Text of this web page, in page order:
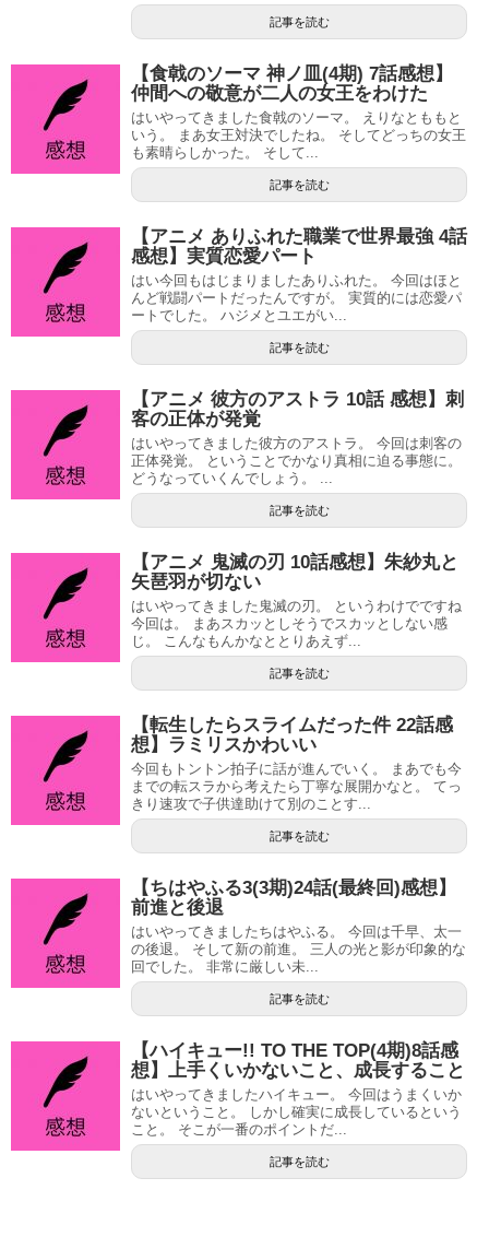
記事を読む
【食戟のソーマ 神ノ皿(4期) 7話感想】
仲間への敬意が二人の女王をわけた
はいやってきました食戟のソーマ。 えりなとももと
いう。 まあ女王対決でしたね。 そしてどっちの女王
も素晴らしかった。 そして...
記事を読む
【アニメ ありふれた職業で世界最強 4話
感想】実質恋愛パート
はい今回もはじまりましたありふれた。 今回はほと
んど戦闘パートだったんですが。 実質的には恋愛パ
ートでした。 ハジメとユエがい...
記事を読む
【アニメ 彼方のアストラ 10話 感想】刺
客の正体が発覚
はいやってきました彼方のアストラ。 今回は刺客の
正体発覚。 ということでかなり真相に迫る事態に。
どうなっていくんでしょう。 ...
記事を読む
【アニメ 鬼滅の刃 10話感想】朱紗丸と
矢琶羽が切ない
はいやってきました鬼滅の刃。 というわけでですね
今回は。 まあスカッとしそうでスカッとしない感
じ。 こんなもんかなととりあえず...
記事を読む
【転生したらスライムだった件 22話感
想】ラミリスかわいい
今回もトントン拍子に話が進んでいく。 まあでも今
までの転スラから考えたら丁寧な展開かなと。 てっ
きり速攻で子供達助けて別のことす...
記事を読む
【ちはやふる3(3期)24話(最終回)感想】
前進と後退
はいやってきましたちはやふる。 今回は千早、太一
の後退。 そして新の前進。 三人の光と影が印象的な
回でした。 非常に厳しい未...
記事を読む
【ハイキュー!! TO THE TOP(4期)8話感
想】上手くいかないこと、成長すること
はいやってきましたハイキュー。 今回はうまくいか
ないということ。 しかし確実に成長しているという
こと。 そこが一番のポイントだ...
記事を読む